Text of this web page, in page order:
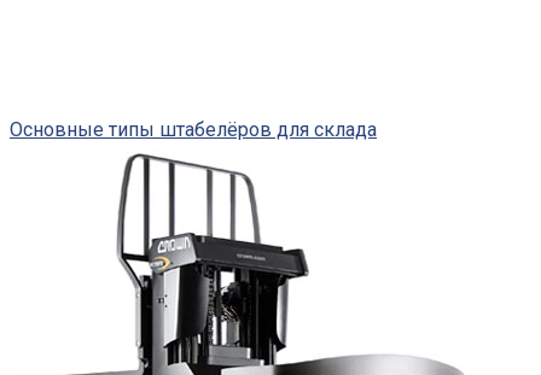
Основные типы штабелёров для склада